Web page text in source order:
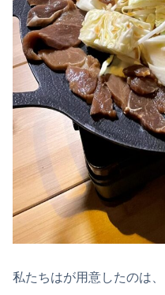
私たちはが用意したのは、